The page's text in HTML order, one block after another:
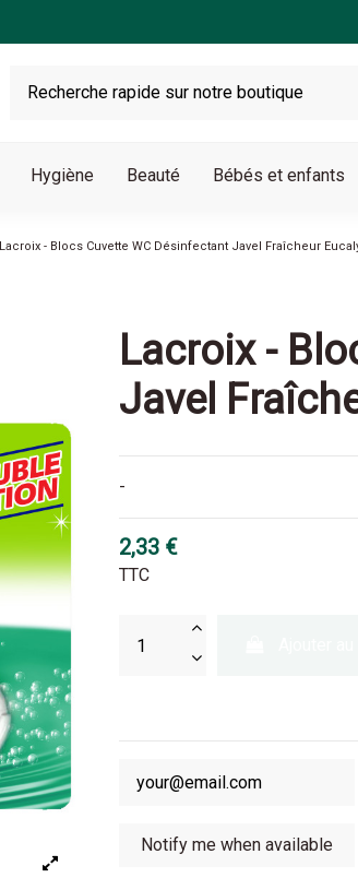
Hygiène Beauté Bébés et enfants
Lacroix - Blocs Cuvette WC Désinfectant Javel Fraîcheur
Lacroix -
Javel
-
2,33 €
TTC